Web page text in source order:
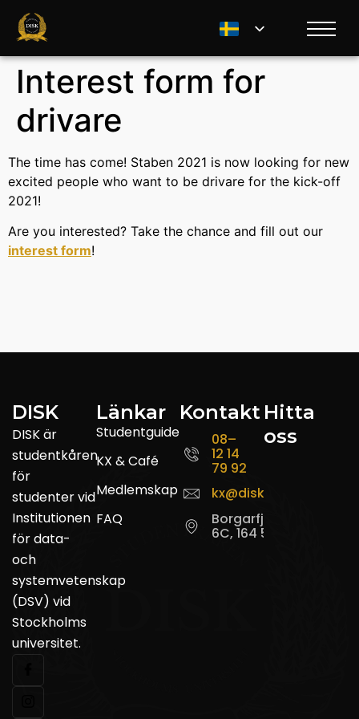
Interest form for
drivare
The time has come! Staben 2021 is now looking for new
excited people who want to be drivare for the kick-off
2021!
Are you interested? Take the chance and fill out our
interest form!
DISK
DISK är
studentkåren
för
studenter vid
Institutionen
för data-
och
systemvetenskap
(DSV) vid
Stockholms
universitet.
Länkar
Studentguide
KX & Café
Medlemskap
FAQ
Kontakt
08–
12 14
79 92
kx@disk.su.se
Borgarfjordsgatan
6C, 164 55 Kista
Hitta
oss